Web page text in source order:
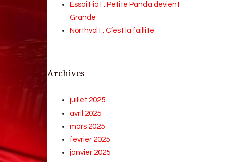
Essai Fiat : Petite Panda devient
Grande
Northvolt : C’est la faillite
Archives
juillet 2025
avril 2025
mars 2025
février 2025
janvier 2025